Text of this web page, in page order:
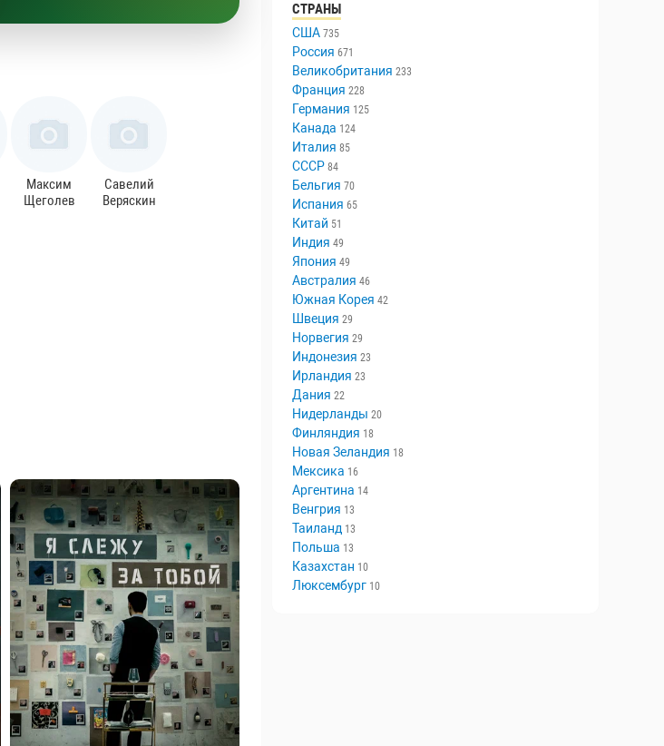
Максим
Щеголев
Савелий
Веряскин
СТРАНЫ
США 735
Россия 671
Великобритания 233
Франция 228
Германия 125
Канада 124
Италия 85
СССР 84
Бельгия 70
Испания 65
Китай 51
Индия 49
Япония 49
Австралия 46
Южная Корея 42
Швеция 29
Норвегия 29
Индонезия 23
Ирландия 23
Дания 22
Нидерланды 20
Финляндия 18
Новая Зеландия 18
Мексика 16
Аргентина 14
Венгрия 13
Таиланд 13
Польша 13
Казахстан 10
Люксембург 10